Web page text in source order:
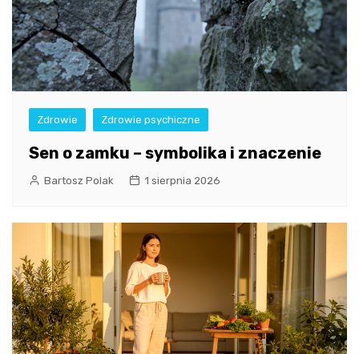
Zdrowie Zdrowie psychiczne
Sen o zamku – symbolika i znaczenie
Bartosz Polak 1 sierpnia 2026